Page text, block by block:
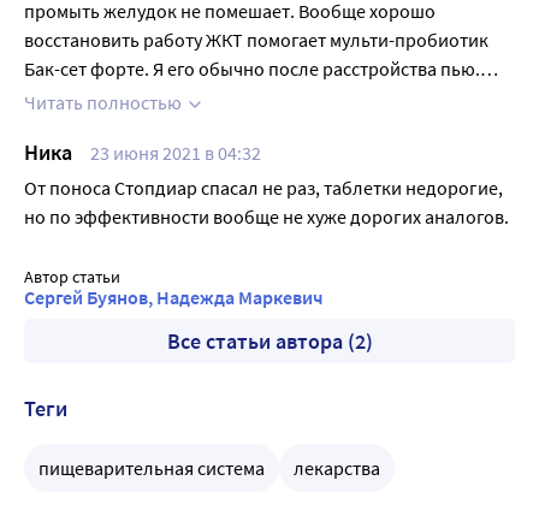
промыть желудок не помешает. Вообще хорошо
восстановить работу ЖКТ помогает мульти-пробиотик
Бак-сет форте. Я его обычно после расстройства пью.
Высокая концентрация бактерий в одной капсуле,
микрофлоры в кишечнике, улучшает его работу.
Соблюдайте диеты, кушайте отварную пищу, откажитесь
от вредных продуктов.
Читать полностью
Ника
23 июня 2021 в 04:32
От поноса Стопдиар спасал не раз, таблетки недорогие,
но по эффективности вообще не хуже дорогих аналогов.
Автор статьи
Сергей Буянов, Надежда Маркевич
Все статьи автора (2)
Теги
пищеварительная система лекарства